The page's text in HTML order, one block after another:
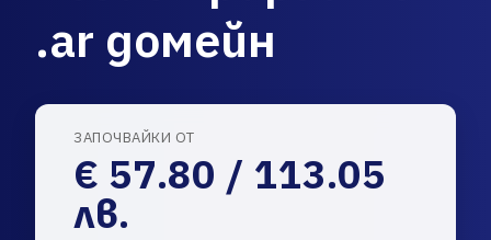
.ar домейн
ЗАПОЧВАЙКИ ОТ
€ 57.80 / 113.05
лв.